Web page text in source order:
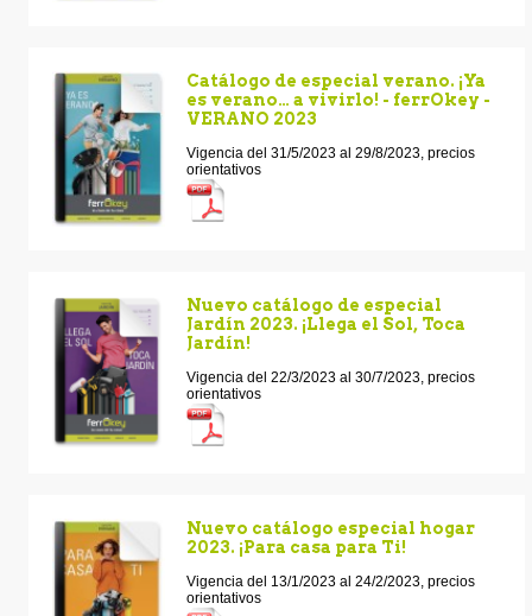
Catálogo de especial verano. ¡Ya
es verano… a vivirlo! - ferrOkey -
VERANO 2023
Vigencia del 31/5/2023 al 29/8/2023, precios
orientativos
Nuevo catálogo de especial
Jardín 2023. ¡Llega el Sol, Toca
Jardín!
Vigencia del 22/3/2023 al 30/7/2023, precios
orientativos
Nuevo catálogo especial hogar
2023. ¡Para casa para Ti!
Vigencia del 13/1/2023 al 24/2/2023, precios
orientativos